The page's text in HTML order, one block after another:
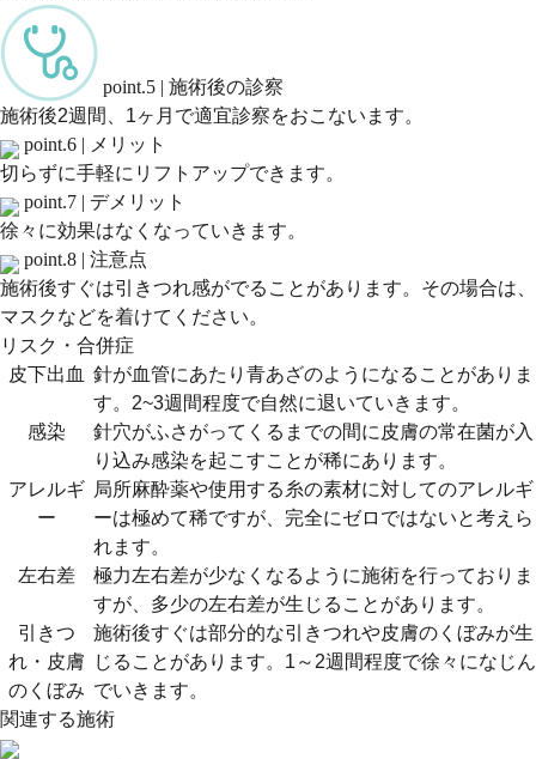
point.5 | 施術後の診察
施術後2週間、1ヶ月で適宜診察をおこないます。
point.6 | メリット
切らずに手軽にリフトアップできます。
point.7 | デメリット
徐々に効果はなくなっていきます。
point.8 | 注意点
施術後すぐは引きつれ感がでることがあります。その場合は、
マスクなどを着けてください。
リスク・合併症
皮下出血 針が血管にあたり青あざのようになることがありま
す。2~3週間程度で自然に退いていきます。
感染
針穴がふさがってくるまでの間に皮膚の常在菌が入
り込み感染を起こすことが稀にあります。
アレルギ
ー
局所麻酔薬や使用する糸の素材に対してのアレルギ
ーは極めて稀ですが、完全にゼロではないと考えら
れます。
左右差
極力左右差が少なくなるように施術を行っておりま
すが、多少の左右差が生じることがあります。
引きつ
れ・皮膚
のくぼみ
施術後すぐは部分的な引きつれや皮膚のくぼみが生
じることがあります。1～2週間程度で徐々になじん
でいきます。
関連する施術